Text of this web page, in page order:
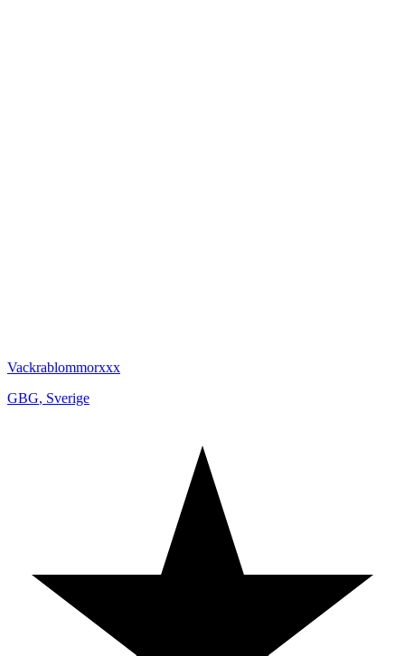
Vackrablommorxxx
GBG, Sverige